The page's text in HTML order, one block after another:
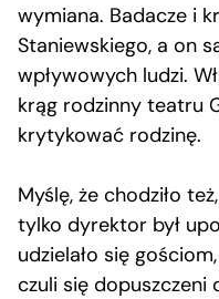
wymiana. Badacze i
Staniewskiego, a on
wpływowych ludzi.
krąg rodzinny teatru
krytykować rodzinę.
Myślę, że chodziło
tylko dyrektor był
udzielało się
czuli się dopuszczeni